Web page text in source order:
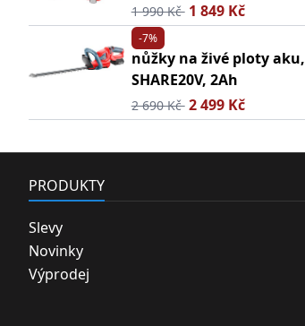
1 990 Kč 1 849 Kč
-7%
nůžky na živé ploty aku,
SHARE20V, 2Ah
2 690 Kč 2 499 Kč
PRODUKTY
Slevy
Novinky
Výprodej